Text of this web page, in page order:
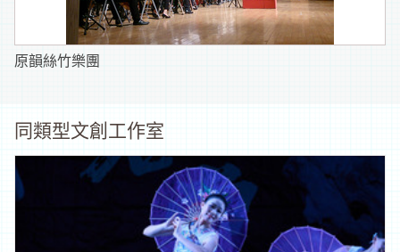
原韻絲竹樂團
同類型文創工作室